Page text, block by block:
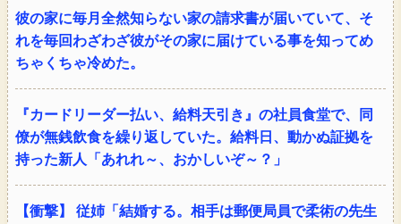
彼の家に毎月全然知らない家の請求書が届いていて、そ
れを毎回わざわざ彼がその家に届けている事を知ってめ
ちゃくちゃ冷めた。
『カードリーダー払い、給料天引き』の社員食堂で、同
僚が無銭飲食を繰り返していた。給料日、動かぬ証拠を
持った新人「あれれ～、おかしいぞ～？」
【衝撃】 従姉「結婚する。相手は郵便局員で柔術の先生